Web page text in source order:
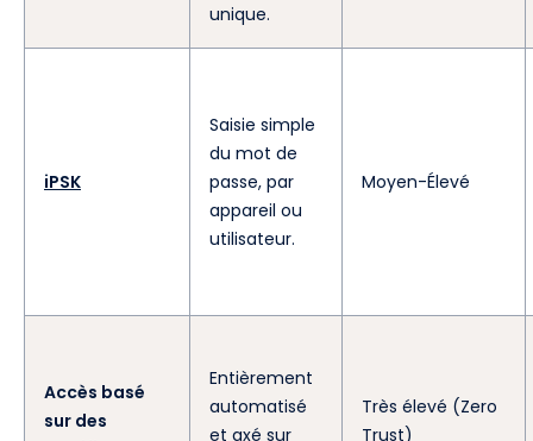
unique.
iPSK
Saisie simple
du mot de
passe, par
appareil ou
utilisateur.
Moyen-Élevé
Accès basé
sur des
Entièrement
automatisé
et axé sur
Très élevé (Zero
Trust)